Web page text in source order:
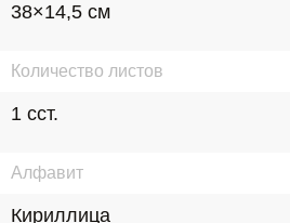
38×14,5 см
Количество листов
1 сст.
Алфавит
Кириллица